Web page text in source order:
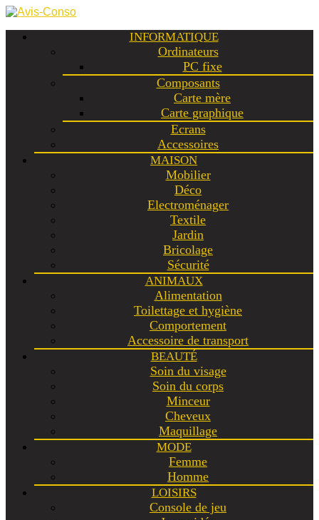
INFORMATIQUE
Ordinateurs
PC fixe
Composants
Carte mère
Carte graphique
Ecrans
Accessoires
MAISON
Mobilier
Déco
Electroménager
Textile
Jardin
Bricolage
Sécurité
ANIMAUX
Alimentation
Toilettage et hygiène
Comportement
Accessoire de transport
BEAUTÉ
Soin du visage
Soin du corps
Minceur
Cheveux
Maquillage
MODE
Femme
Homme
LOISIRS
Console de jeu